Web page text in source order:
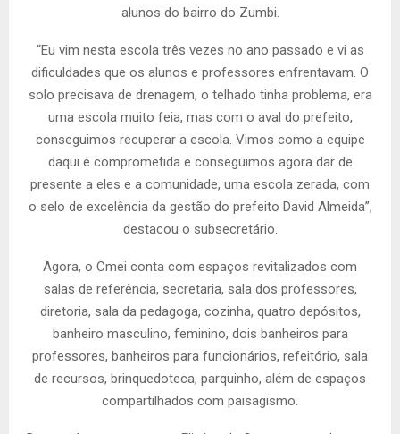
alunos do bairro do Zumbi.
“Eu vim nesta escola três vezes no ano passado e vi as
dificuldades que os alunos e professores enfrentavam. O
solo precisava de drenagem, o telhado tinha problema, era
uma escola muito feia, mas com o aval do prefeito,
conseguimos recuperar a escola. Vimos como a equipe
daqui é comprometida e conseguimos agora dar de
presente a eles e a comunidade, uma escola zerada, com
o selo de excelência da gestão do prefeito David Almeida”,
destacou o subsecretário.
Agora, o Cmei conta com espaços revitalizados com
salas de referência, secretaria, sala dos professores,
diretoria, sala da pedagoga, cozinha, quatro depósitos,
banheiro masculino, feminino, dois banheiros para
professores, banheiros para funcionários, refeitório, sala
de recursos, brinquedoteca, parquinho, além de espaços
compartilhados com paisagismo.